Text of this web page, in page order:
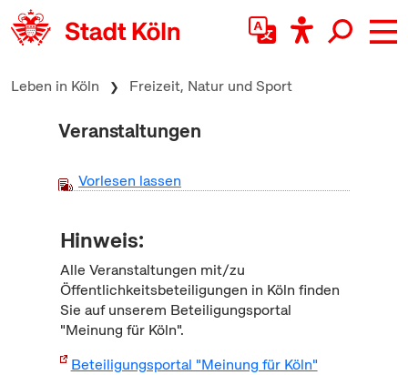
zum Inhalt springen
Leben in Köln Freizeit, Natur und Sport
Veranstaltungen
Vorlesen lassen
Hinweis:
Alle Veranstaltungen mit/zu
Öffentlichkeitsbeteiligungen in Köln finden
Sie auf unserem Beteiligungsportal
"Meinung für Köln".
Beteiligungsportal "Meinung für Köln"